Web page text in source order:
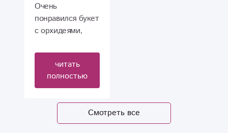
Очень
понравился букет
с орхидеями,
впечатлена. В
жизни цветы
оказались даже
красивее, чем на
фото. Спасибо!
читать
полностью
Смотреть все